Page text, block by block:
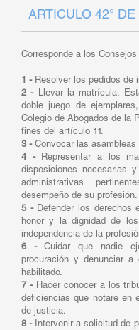
ARTICULO 42°
Corresponde a los
1 - Resolver los pedidos de
2 - Llevar la matrícula.
doble juego de
Colegio de Abogados de la
fines del artículo 11.
3 - Convocar las
4 - Representar a los
disposiciones necesarias
administrativas
desempeño de su profesión.
5 - Defender los derechos
honor y la dignidad de
independencia de la
6 -Cuidar que nadie
procuración y denunciar a
habilitado.
7 - Hacer conocer a los
deficiencias que notare en
de justicia.
8 - Intervenir a solicitud de